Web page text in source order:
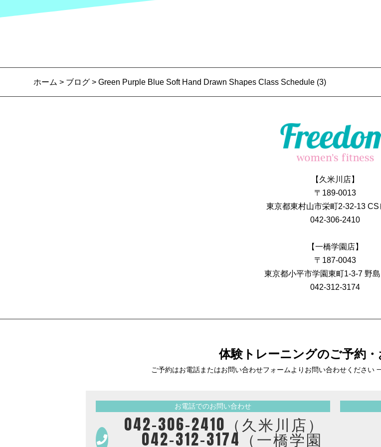
ホーム> ブログ > Green Purple Blue Soft Hand Drawn Shapes Class Schedule (3)
【久米川店】
〒189-0013
東京都東村山市栄町2-32-13 CS
042-306-2410
【一橋学園店】
〒187-0043
東京都小平市学園東町1-3-7 野
042-312-3174
体験トレーニングのご予約
ご予約はお電話またはお問い合わせフォームより お問い合わせください
お電話でのお問い合わせ
042-306-2410（久米川店）
042-312-3174（一橋学園